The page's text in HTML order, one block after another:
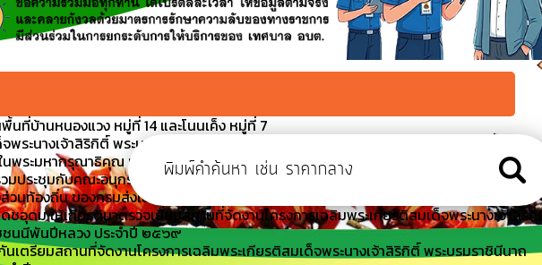
ที่บ้านหนองแวง หมู่ที่ 14 และโนนเค็ง หมู่ที่ 7
พระนางเจ้าสิริกิติ์ พระบรมราชินีนาถ พระบรมราชชนนีพันปีหลวง พิธีปล่อยพันธุ์สัตว์น้ำ
พระมหากรุณาธิคุณ เนื่องในโอกาสวันคล้ายวันพระราชสมภพฯ
มประชุมกับคณะอนุกรรมาธิการท้องถิ่น เทศบาลนคร เทศบาลเมือง เทศบาลตำบล และเงิน
นท้องถิ่น ของกรมส่งเสริมการปกครองส่วนท้องถิ่น
อุดม ให้เกียรติมาตรวจเยี่ยมสถานที่จัดงานโครงการเฉลิมพระเกียรติสมเด็จพระนางเจ้าสิริ
ชนนีพันปีหลวง ประจำปี ๒๕๖๙
เตรียมสถานที่จัดงานโครงการเฉลิมพระเกียรติสมเด็จพระนางเจ้าสิริกิติ์ พระบรมราชินีนาถ